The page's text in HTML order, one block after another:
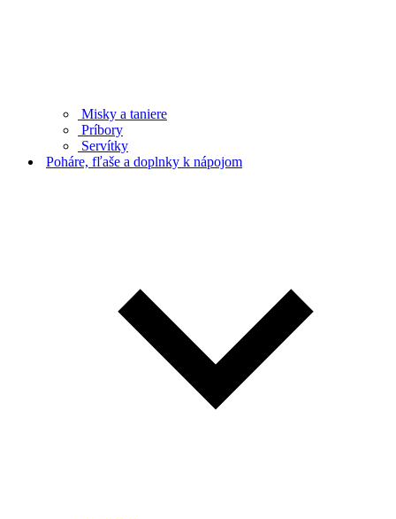
Misky a taniere
Príbory
Servítky
Poháre, fľaše a doplnky k nápojom